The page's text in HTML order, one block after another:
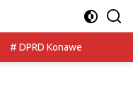
# DPRD Konawe